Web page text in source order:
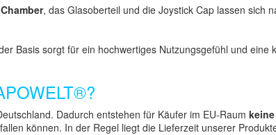
, das Glasoberteil und die Joystick Cap lassen sich
Basis sorgt für ein hochwertiges Nutzungsgefühl und eine
Dadurch entstehen für Käufer im EU-Raum
können. In der Regel liegt die Lieferzeit unserer